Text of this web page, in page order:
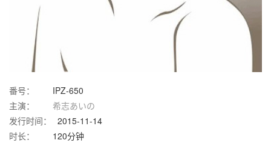
番号：
IPZ-650
主演：
希志あいの
发行时间：
2015-11-14
时长：
120分钟